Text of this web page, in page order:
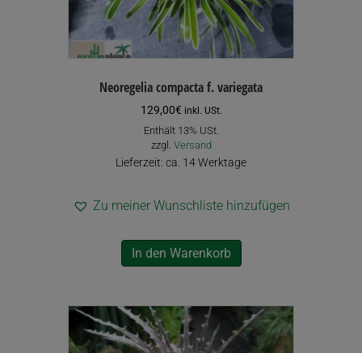
Neoregelia compacta f. variegata
129,00€ inkl. USt.
Enthält 13% USt.
zzgl. Versand
Lieferzeit: ca. 14 Werktage
Zu meiner Wunschliste hinzufügen
In den Warenkorb